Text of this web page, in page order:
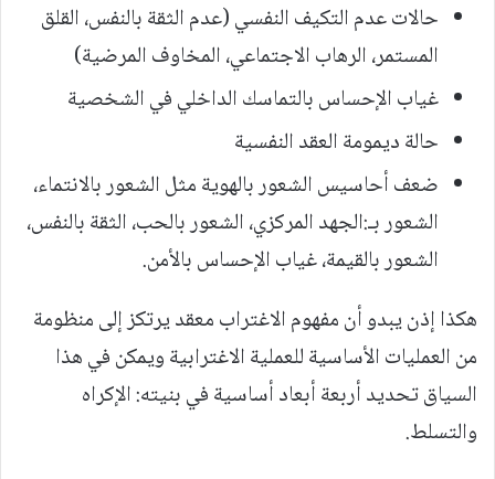
حالات عدم التكيف النفسي (عدم الثقة بالنفس، القلق
المستمر، الرهاب الاجتماعي، المخاوف المرضية)
غياب الإحساس بالتماسك الداخلي في الشخصية
حالة ديمومة العقد النفسية
ضعف أحاسيس الشعور بالهوية مثل الشعور بالانتماء،
الشعور بـ:الجهد المركزي، الشعور بالحب، الثقة بالنفس،
الشعور بالقيمة، غياب الإحساس بالأمن.
هكذا إذن يبدو أن مفهوم الاغتراب معقد يرتكز إلى منظومة
من العمليات الأساسية للعملية الاغترابية ويمكن في هذا
السياق تحديد أربعة أبعاد أساسية في بنيته: الإكراه
والتسلط.